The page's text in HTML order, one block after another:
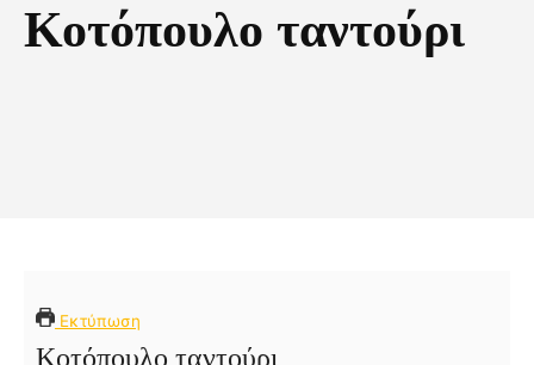
Κοτόπουλο ταντούρι
Εκτύπωση
Κοτόπουλο ταντούρι